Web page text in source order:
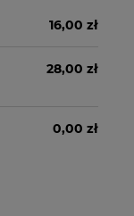
16,00 zł
28,00 zł
0,00 zł